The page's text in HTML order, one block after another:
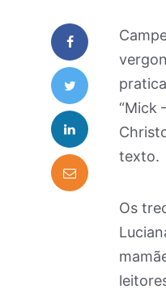
“Mick
texto.
Os